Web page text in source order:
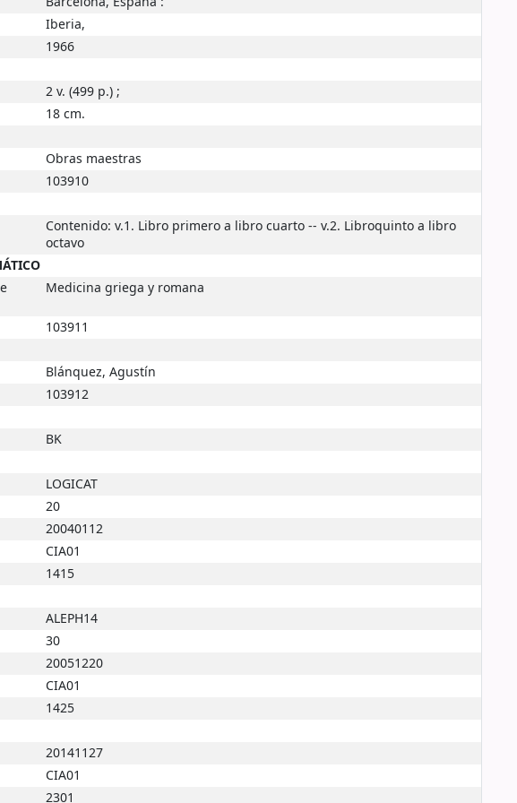
Iberia,
1966
2 v. (499 p.) ;
18 cm.
Obras maestras
103910
Contenido: v.1. Libro primero a libro cuarto -- v.2. Libroquinto a libro
octavo
Medicina griega y romana
103911
Blánquez, Agustín
103912
BK
LOGICAT
20
20040112
CIA01
1415
ALEPH14
30
20051220
CIA01
1425
20141127
CIA01
2301